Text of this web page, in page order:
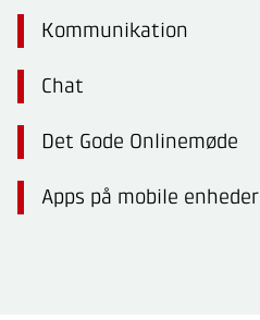
Kommunikation
Chat
Det Gode Onlinemøde
Apps på mobile enheder